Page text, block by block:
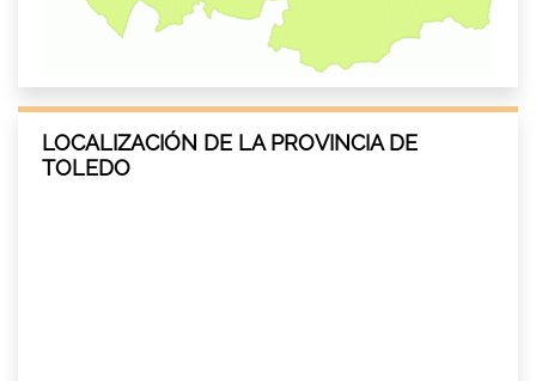
LOCALIZACIÓN DE LA PROVINCIA DE
TOLEDO